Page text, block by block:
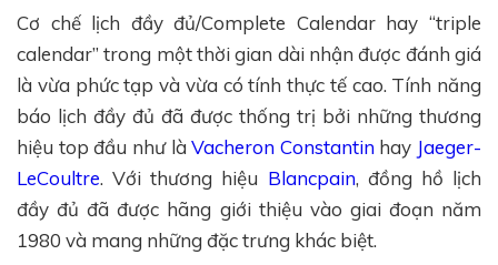
Cơ chế lịch đầy đủ/Complete Calendar hay “triple
calendar” trong một thời gian dài nhận được đánh giá
là vừa phức tạp và vừa có tính thực tế cao. Tính năng
báo lịch đầy đủ đã được thống trị bởi những thương
hiệu top đầu như làVacheron Constantinhay Jaeger-
LeCoultre. Với thương hiệu Blancpain, đồng hồ lịch
đầy đủ đã được hãng giới thiệu vào giai đoạn năm
1980 và mang những đặc trưng khác biệt.